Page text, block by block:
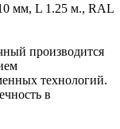
мм, L 1.25 м., RAL
производится
технологий.
в